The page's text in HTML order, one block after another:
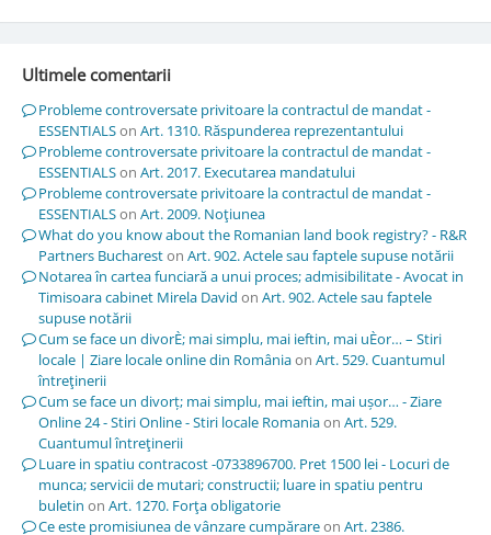
Ultimele comentarii
Probleme controversate privitoare la contractul de mandat -
ESSENTIALSon Art. 1310. Răspunderea reprezentantului
Probleme controversate privitoare la contractul de mandat -
ESSENTIALSon Art. 2017. Executarea mandatului
Probleme controversate privitoare la contractul de mandat -
ESSENTIALSon Art. 2009. Noţiunea
What do you know about the Romanian land book registry? - R&R
Partners Buchareston Art. 902. Actele sau faptele supuse notării
Notarea în cartea funciară a unui proces; admisibilitate - Avocat in
Timisoara cabinet Mirela David on Art. 902. Actele sau faptele
supuse notării
Cum se face un divorÈ; mai simplu, mai ieftin, mai uÈor… – Stiri
locale | Ziare locale online din Româniaon Art. 529. Cuantumul
întreţinerii
Cum se face un divorț; mai simplu, mai ieftin, mai ușor… - Ziare
Online 24 - Stiri Online - Stiri locale Romaniaon Art. 529.
Cuantumul întreţinerii
Luare in spatiu contracost -0733896700. Pret 1500 lei - Locuri de
munca; servicii de mutari; constructii; luare in spatiu pentru
buletin on Art. 1270. Forţa obligatorie
Ce este promisiunea de vânzare cumpărareon Art. 2386.